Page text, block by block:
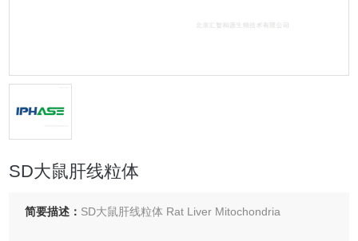
SD大鼠肝线粒体
简要描述： SD大鼠肝线粒体 Rat Liver Mitochondria